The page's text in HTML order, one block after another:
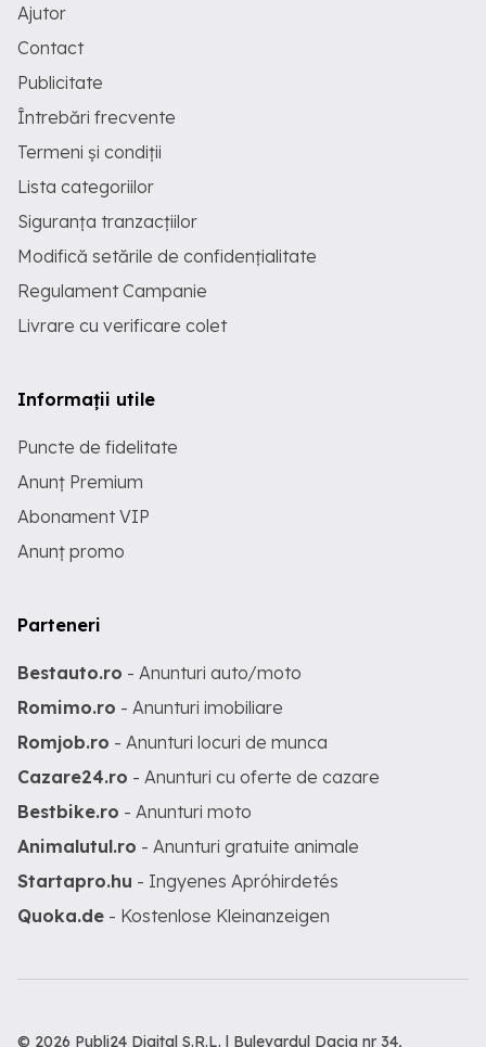
Ajutor
Contact
Publicitate
Întrebări frecvente
Termeni și condiții
Lista categoriilor
Siguranța tranzacțiilor
Modifică setările de confidențialitate
Regulament Campanie
Livrare cu verificare colet
Informații utile
Puncte de fidelitate
Anunț Premium
Abonament VIP
Anunț promo
Parteneri
Bestauto.ro - Anunturi auto/moto
Romimo.ro - Anunturi imobiliare
Romjob.ro - Anunturi locuri de munca
Cazare24.ro - Anunturi cu oferte de cazare
Bestbike.ro - Anunturi moto
Animalutul.ro - Anunturi gratuite animale
Startapro.hu - Ingyenes Apróhirdetés
Quoka.de - Kostenlose Kleinanzeigen
© 2026 Publi24 Digital S.R.L. | Bulevardul Dacia nr 34,